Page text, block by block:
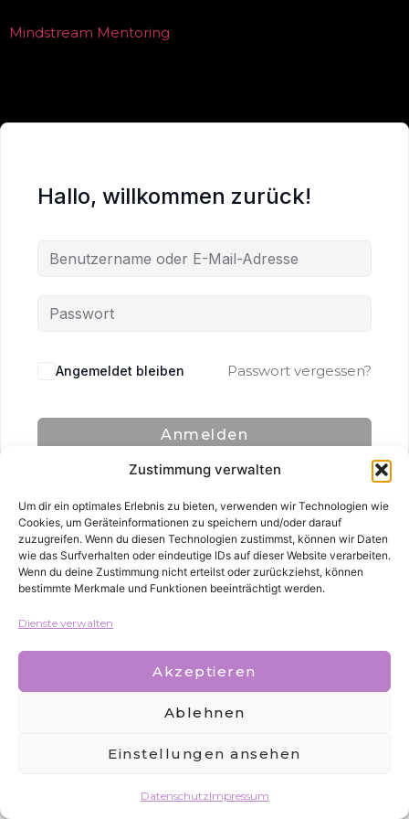
Zustimmung verwalten
Um dir ein optimales Erlebnis zu bieten, verwenden wir Technologien wie
Cookies, um Geräteinformationen zu speichern und/oder darauf
zuzugreifen. Wenn du diesen Technologien zustimmst, können wir Daten
wie das Surfverhalten oder eindeutige IDs auf dieser Website verarbeiten.
Wenn du deine Zustimmung nicht erteilst oder zurückziehst, können
bestimmte Merkmale und Funktionen beeinträchtigt werden.
Dienste verwalten
Akzeptieren
Ablehnen
Einstellungen ansehen
DatenschutzImpressum
Mindstream Mentoring
Hallo, willkommen zurück!
Angemeldet bleiben Passwort vergessen?
Anmelden
Alle Rechte vorbehalten